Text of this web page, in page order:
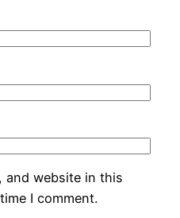
and website in this
I comment.